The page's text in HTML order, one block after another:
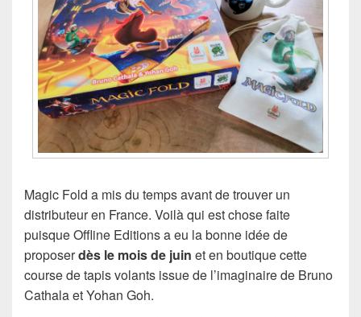
Magic Fold a mis du temps avant de trouver un
distributeur en France. Voilà qui est chose faite
puisque Offline Editions a eu la bonne idée de
proposerdès le mois de juin et en boutique cette
course de tapis volants issue de l’imaginaire de Bruno
Cathala et Yohan Goh.